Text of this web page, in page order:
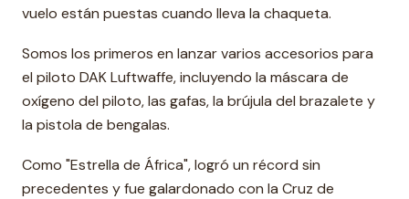
vuelo están puestas cuando lleva la chaqueta.
Somos los primeros en lanzar varios accesorios para
el piloto DAK Luftwaffe, incluyendo la máscara de
oxígeno del piloto, las gafas, la brújula del brazalete y
la pistola de bengalas.
Como "Estrella de África", logró un récord sin
precedentes y fue galardonado con la Cruz de